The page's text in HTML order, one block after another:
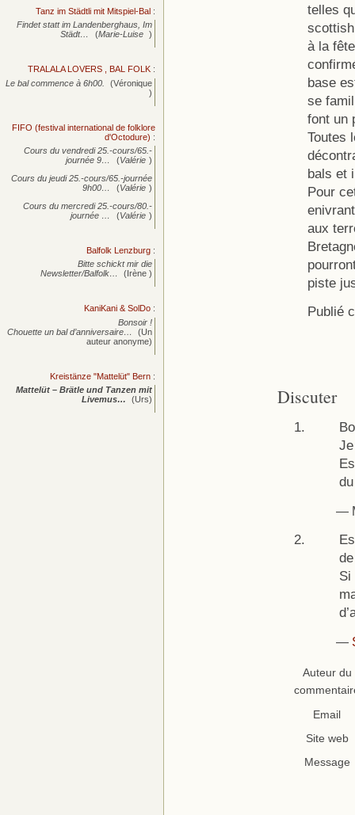
telles
à la
base
se
font un
Toutes
bals et
Pour
aux
piste
Publié
Discuter
—
Si
—
Auteur du
Email
Site web
Message
Tanz im Städtli mit Mitspiel-Bal :
Findet statt im Landenberghaus, Im
Städt…
(Marie-Luise )
TRALALA LOVERS , BAL FOLK :
Le bal commence à 6h00.
(Véronique
)
FIFO (festival international de folklore
d'Octodure) :
Cours du vendredi 25.-cours/65.-
journée 9… (Valérie )
Cours du jeudi 25.-cours/65.-journée
9h00…
(Valérie )
Cours du mercredi 25.-cours/80.-
journée … (Valérie )
Balfolk Lenzburg :
Bitte schickt mir die
Newsletter/Balfolk…
(Irène )
KaniKani & SolDo :
Bonsoir !
Chouette un bal d’anniversaire…
(Un
auteur anonyme)
Kreistänze "Mattelüt" Bern :
Mattelüt – Brätle und Tanzen mit
Livemus…
(Urs)